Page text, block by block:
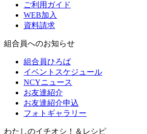
ご利用ガイド
WEB加入
資料請求
組合員へのお知らせ
組合員ひろば
イベントスケジュール
NCYニュース
お友達紹介
お友達紹介申込
フォトギャラリー
わたしのイチオシ！＆レシピ